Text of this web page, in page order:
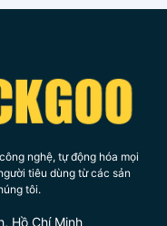
nghệ, tự động hóa mọi
tiêu dùng từ các sản
tôi.
Hồ Chí Minh
Hotline